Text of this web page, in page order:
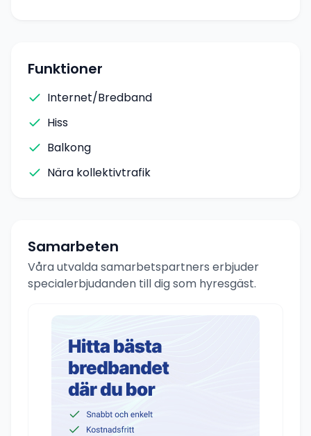
Funktioner
Internet/Bredband
Hiss
Balkong
Nära kollektivtrafik
Samarbeten
Våra utvalda samarbetspartners erbjuder
specialerbjudanden till dig som hyresgäst.